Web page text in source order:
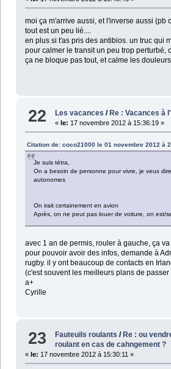
moi ça m'arrive aussi, et l'inverse aussi (pb
tout est un peu lié....
en plus si t'as pris des antibios. un truc qui
pour calmer le transit un peu trop perturbé,
ça ne bloque pas tout, et calme les douleurs
22 Les vacances /Re : Vacances à
«le: 17 novembre 2012 à 15:36:19 »
Citation de: coco21000 le 01 novembre 2012 à
Je suis tétra,
On a besoin de personne pour vivre, je veux
autonomes
On irait certainement en avion
Après, on ne peut pas louer de voiture, on est/
avec 1 an de permis, rouler à gauche, ça
pour pouvoir avoir des infos, demande à
rugby. il y ont beaucoup de contacts en
(c'est souvent les meilleurs plans de
a+
Cyrille
23 Fauteuils roulants / Re : ou
roulant en cas de cahngement ?
« le: 17 novembre 2012 à 15:30:11 »